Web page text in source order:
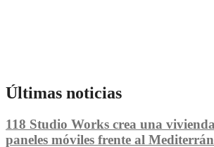
Últimas noticias
118 Studio Works crea una
paneles móviles frente al